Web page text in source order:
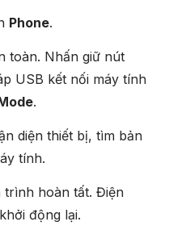
Phone.
toàn. Nhấn giữ nút
USB kết nối máy tính
.
diện thiết bị, tìm bản
tính.
hoàn tất. Điện
động lại.